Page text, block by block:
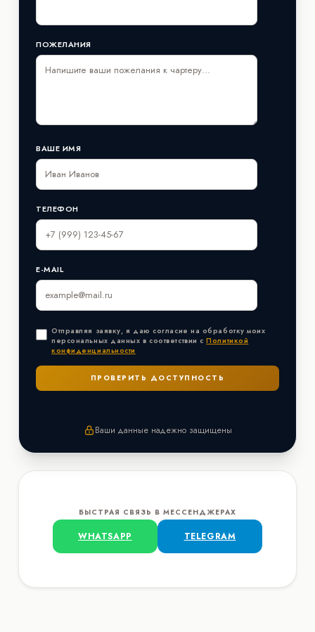
ПОЖЕЛАНИЯ
ВАШЕ ИМЯ
ТЕЛЕФОН
E-MAIL
Отправляя заявку, я даю согласие на обработку моих
персональных данных в соответствии сПолитикой
конфиденциальности
Ваши данные надежно защищены
БЫСТРАЯ СВЯЗЬ В МЕССЕНДЖЕРАХ
WHATSAPP TELEGRAM